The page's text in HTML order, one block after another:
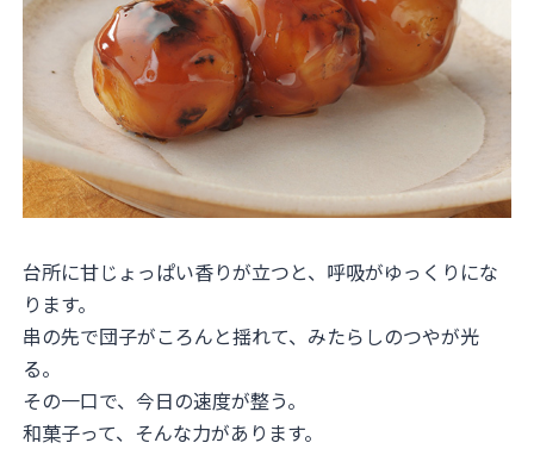
台所に甘じょっぱい香りが立つと、呼吸がゆっくりにな
ります。
串の先で団子がころんと揺れて、みたらしのつやが光
る。
その一口で、今日の速度が整う。
和菓子って、そんな力があります。